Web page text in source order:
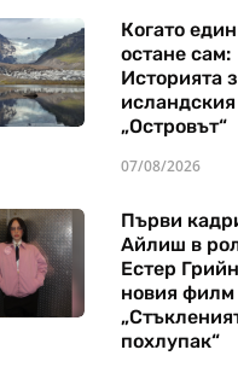
Когато
остане сам:
Историята
„Островът“
07/08/2026
Първи
Айлиш в
Естер
новия филм
похлупак“